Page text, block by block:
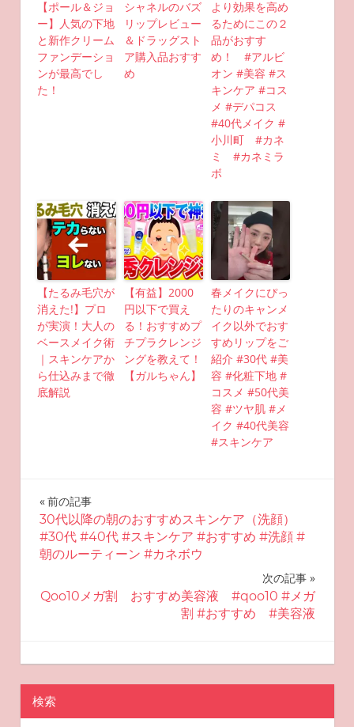
【ポール＆ジョ
ー】人気の下地
と新作クリーム
ファンデーショ
ンが最高でし
た！
シャネルのバズ
リップレビュー
＆ドラッグスト
ア購入品おすす
め
より効果を高め
るためにこの２
品がおすす
め！ #アルビ
オン #美容 #ス
キンケア #コス
メ #デパコス
#40代メイク #
小川町 #カネ
ミ #カネミラ
ボ
【たるみ毛穴が
消えた!】プロ
が実演！大人の
ベースメイク術
｜スキンケアか
ら仕込みまで徹
底解説
【有益】2000
円以下で買え
る！おすすめプ
チプラクレンジ
ングを教えて！
【ガルちゃん】
春メイクにぴっ
たりのキャンメ
イク以外でおす
すめリップをご
紹介 #30代 #美
容 #化粧下地 #
コスメ #50代美
容 #ツヤ肌 #メ
イク #40代美容
#スキンケア
投
稿
ナ
ビ
ー
シ
前の記事
30代以降の朝のおすすめスキンケア（洗顔）
#30代 #40代 #スキンケア #おすすめ #洗顔 #
朝のルーティーン #カネボウ
次の記事
Qoo10メガ割 おすすめ美容液 #qoo10 #メガ
割 #おすすめ #美容液
2025-08-31
miyu
おすすめスキンケア
検索